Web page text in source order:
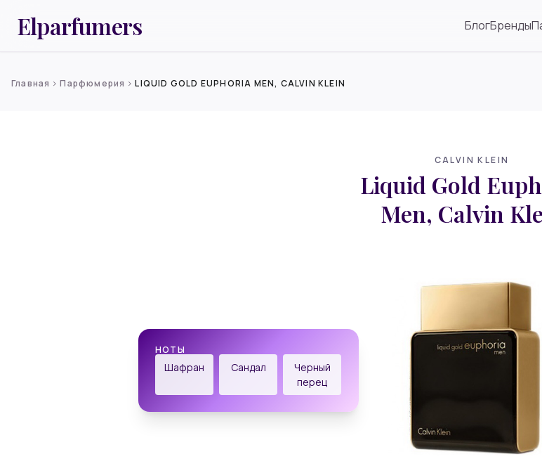
Elparfumers БлогБренды
Главная chevron_rightПарфюмерия chevron_rightLIQUID GOLD EUPHORIA MEN, CALVIN KLEIN
CALVIN KLEIN
Liquid Gold
Men, Calvin
НОТЫ
Шафран Сандал
Черный
перец